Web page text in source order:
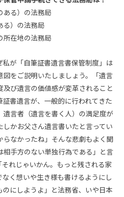
る）の法務局
）の法務局
在地の法務局
が「自筆証書遺言書保管制度」は
をご説明いたしましょう。「遺言
び遺言の価値感が変革されること
書遺言が、一般的に行われてきた
遺言者（遺言を書く人）の満足度が
かお父さん遺言書いたと言ってい
らなかったね」そんな悲劇もよく聞
手方のない単独行為である」と言
れじゃいかん。もっと残される家
く想いや生き様も書けるようにし
にしようよ」と法務省、いや日本